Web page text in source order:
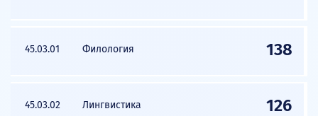
45.03.01 Филология 138
45.03.02 Лингвистика 126